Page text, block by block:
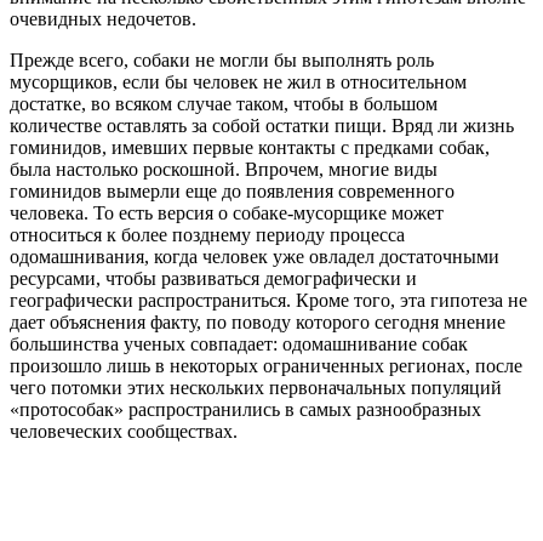
очевидных недочетов.
Прежде всего, собаки не могли бы выполнять роль
мусорщиков, если бы человек не жил в относительном
достатке, во всяком случае таком, чтобы в большом
количестве оставлять за собой остатки пищи. Вряд ли жизнь
гоминидов, имевших первые контакты с предками собак,
была настолько роскошной. Впрочем, многие виды
гоминидов вымерли еще до появления современного
человека. То есть версия о собаке-мусорщике может
относиться к более позднему периоду процесса
одомашнивания, когда человек уже овладел достаточными
ресурсами, чтобы развиваться демографически и
географически распространиться. Кроме того, эта гипотеза не
дает объяснения факту, по поводу которого сегодня мнение
большинства ученых совпадает: одомашнивание собак
произошло лишь в некоторых ограниченных регионах, после
чего потомки этих нескольких первоначальных популяций
«протособак» распространились в самых разнообразных
человеческих сообществах.